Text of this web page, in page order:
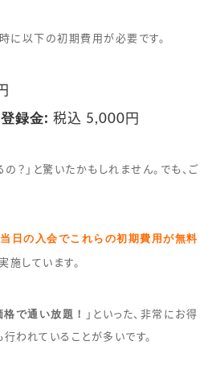
に以下の初期費用が必要です。
録金: 税込 5,000円
？」と驚いたかもしれません。でも、ご
日の入会でこれらの初期費用が無料
施しています。
で通い放題！ 」といった、非常にお得
われていることが多いです。